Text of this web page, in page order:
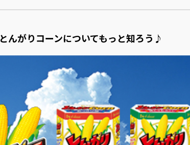
とんがりコーンについてもっと知ろう♪